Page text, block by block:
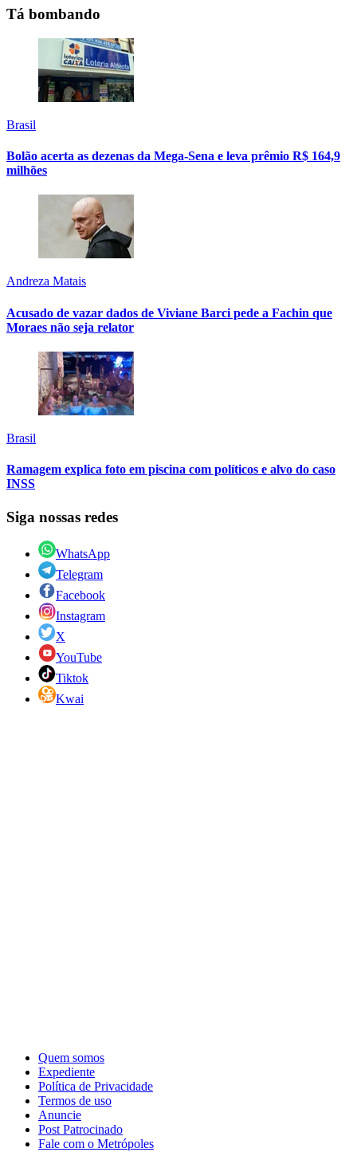
Tá bombando
Brasil
Bolão acerta as dezenas da Mega-Sena e leva prêmio R$ 164,9
milhões
Andreza Matais
Acusado de vazar dados de Viviane Barci pede a Fachin que
Moraes não seja relator
Brasil
Ramagem explica foto em piscina com políticos e alvo do caso
INSS
Siga nossas redes
WhatsApp
Telegram
Facebook
Instagram
X
YouTube
Tiktok
Kwai
Quem somos
Expediente
Política de Privacidade
Termos de uso
Anuncie
Post Patrocinado
Fale com o Metrópoles